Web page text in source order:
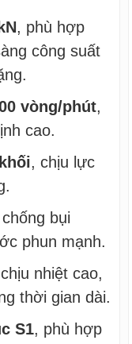
, phù hợp
công suất
vòng/phút,
cao.
, chịu lực
bụi
phun mạnh.
nhiệt cao,
thời gian dài.
S1, phù hợp